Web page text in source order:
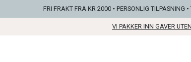
FRI FRAKT FRA KR 2000 • PERSONLIG TILPASNING
VI PAKKER INN GAVER